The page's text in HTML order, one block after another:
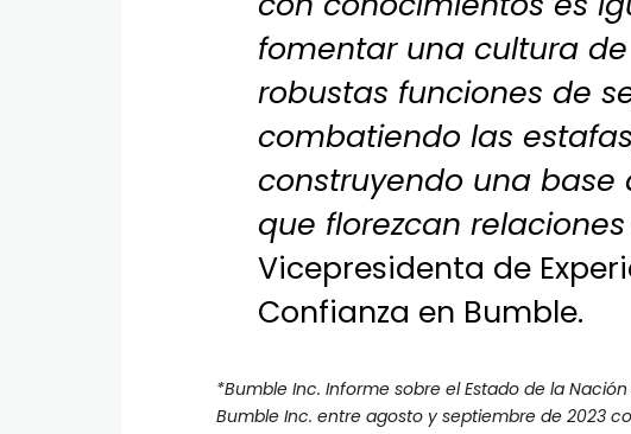
fomentar una cultura
robustas funciones de
combatiendo las
construyendo una
que florezcan
Vicepresidenta de
Confianza en Bumble.
*Bumble Inc. Informe sobre el Estado de la
Bumble Inc. entre agosto y septiembre de 2023